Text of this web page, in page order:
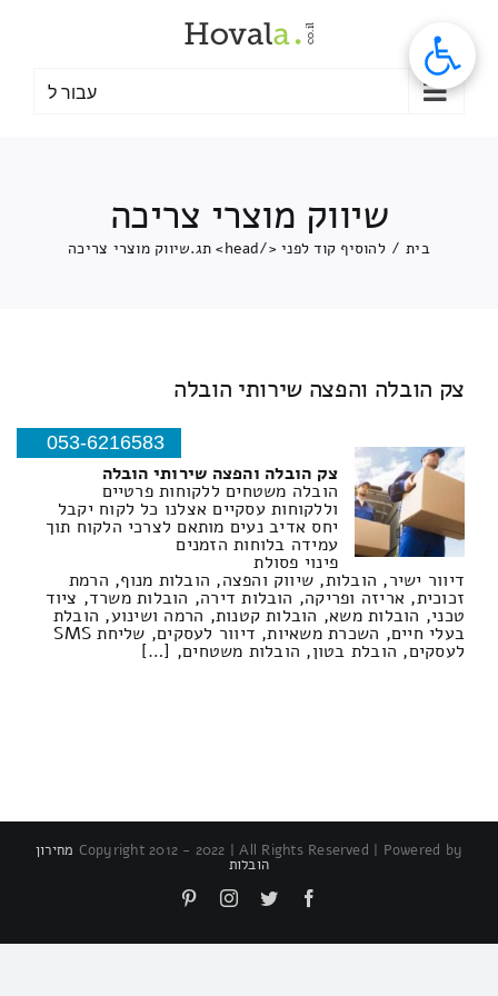
עבור ל
שיווק מוצרי צריכה
בית / להוסיף קוד לפני </head> תג. שיווק מוצרי צריכה
צק הובלה והפצה שירותי הובלה
053-6216583
צק הובלה והפצה שירותי הובלה
הובלה משטחים ללקוחות פרטיים
וללקוחות עסקיים אצלנו כל לקוח יקבל
יחס אדיב נעים מותאם לצרכי הלקוח תוך
עמידה בלוחות הזמנים
פינוי פסולת
דיוור ישיר, הובלות, שיווק והפצה, הובלות מנוף, הרמת
זכוכית, אריזה ופריקה, הובלות דירה, הובלות משרד, ציוד
טכני, הובלות משא, הובלות קטנות, הרמה ושינוע, הובלת
בעלי חיים, השכרת משאיות, דיוור לעסקים, שליחת SMS
לעסקים, הובלת בטון, הובלות משטחים, […]
Copyright 2012 - 2022 | All Rights Reserved | Powered by מחירון
הובלות
Facebook
Twitter
Instagram